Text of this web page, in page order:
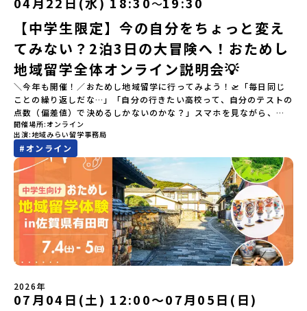
〜
【中学生限定】今の自分をちょっと変え
てみない？2泊3日の大冒険へ！おためし
地域留学全体オンライン説明会💡
＼今年も開催！／おためし地域留学に行ってみよう！🛫「毎日同じ
ことの繰り返しだな…」「自分の行きたい高校って、自分のテストの
点数（偏差値）で決めるしかないのかな？」スマホを見ながら、進
路にモヤモヤしているそこのあなたへ！👀テストの点数ではなく、
あなたの「ワクワク（＝自分軸）」で進路を選ぶ。そんな新しい選
択肢が、「地域みらい留学」です。「でも、いきなり知らない土地
の高校に進学するなんて不安…」そんな人のために、2泊3日で気軽
にプチ体験できる【おためし地域留学】の魅力を凝縮したオンライ
ン説明会のアーカイブ（録画）を公開中です！✨＼🔥ここがすごい！
🔥／おためし地域留学 3つのワクワク🔥🔥 ①スマホじゃわからない
「圧倒的な感動」！教科書を読むだけじゃわからない、その地域な
らではの大自然や歴史を「五感」でフル体験！カヌーに乗ったり、
伝統文化に触れたり、本物の冒険が待っています！🔥 ②「初めまし
て」が「一生の友達」に変わる！全国から「新しいことに挑戦した
い！」「今の自分を変えたい！」と思っている同世代の中学生が大
集合！地元の高校生と一緒にご飯を食べて語り合えば、たった数日
で最高の仲間になる！🔥 ③宿泊費・体験費はなんと【無料】！親元
を離れる初めての一人旅でも大丈夫。頼れるスタッフがしっかりサ
開催場所 オンライン
出演 地域みらい留学事務局
#オンライン
2026年
07月04日(土) 12:00〜07月05日(日)